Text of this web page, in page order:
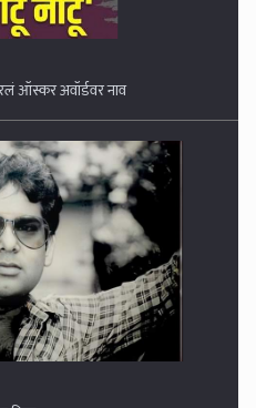
ऑस्कर अवॉर्डवर नाव